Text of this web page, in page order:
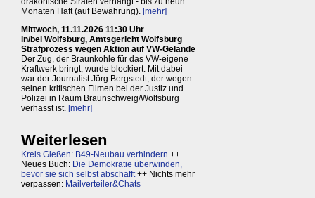
Monaten Haft (auf Bewährung). [mehr]
Mittwoch, 11.11.2026 11:30 Uhr
in/bei Wolfsburg, Amtsgericht Wolfsburg
Strafprozess wegen Aktion auf VW-Gelände
Der Zug, der Braunkohle für das VW-eigene
Kraftwerk bringt, wurde blockiert. Mit dabei
war der Journalist Jörg Bergstedt, der wegen
seinen kritischen Filmen bei der Justiz und
Polizei in Raum Braunschweig/Wolfsburg
verhasst ist. [mehr]
Weiterlesen
Kreis Gießen: B49-Neubau verhindern ++
Neues Buch: Die Demokratie überwinden,
bevor sie sich selbst abschafft++ Nichts mehr
verpassen: Mailverteiler&Chats